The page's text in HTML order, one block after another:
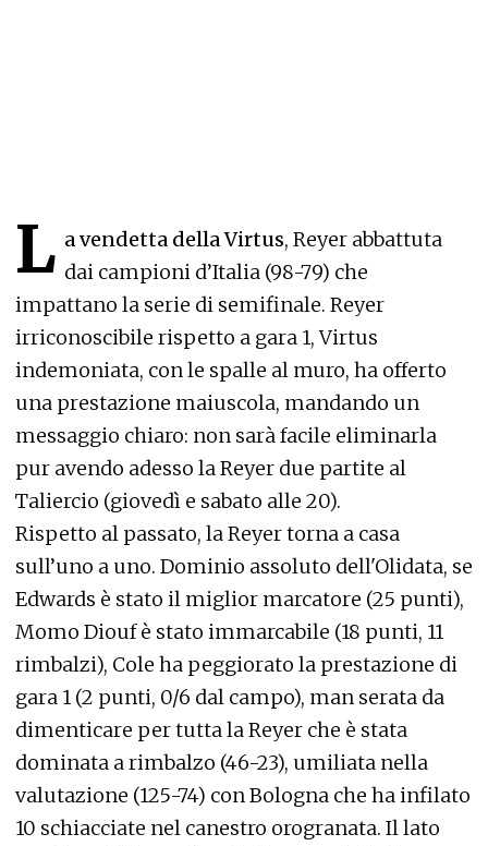
L a vendetta della Virtus, Reyer abbattuta
dai campioni d’Italia (98-79) che
impattano la serie di semifinale. Reyer
irriconoscibile rispetto a gara 1, Virtus
indemoniata, con le spalle al muro, ha offerto
una prestazione maiuscola, mandando un
messaggio chiaro: non sarà facile eliminarla
pur avendo adesso la Reyer due partite al
Taliercio (giovedì e sabato alle 20).
Rispetto al passato, la Reyer torna a casa
sull’uno a uno. Dominio assoluto dell'Olidata, se
Edwards è stato il miglior marcatore (25 punti),
Momo Diouf è stato immarcabile (18 punti, 11
rimbalzi), Cole ha peggiorato la prestazione di
gara 1 (2 punti, 0/6 dal campo), man serata da
dimenticare per tutta la Reyer che è stata
dominata a rimbalzo (46-23), umiliata nella
valutazione (125-74) con Bologna che ha infilato
10 schiacciate nel canestro orogranata. Il lato